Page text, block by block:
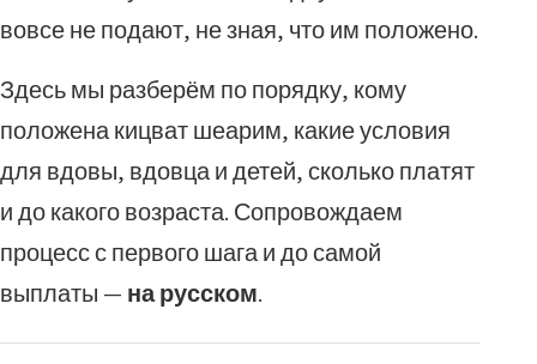
вовсе не подают, не зная, что им положено.
Здесь мы разберём по порядку, кому
положена кицват шеарим, какие условия
для вдовы, вдовца и детей, сколько платят
и до какого возраста. Сопровождаем
процесс с первого шага и до самой
выплаты — на русском.